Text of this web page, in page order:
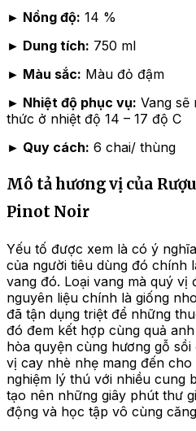
► Nồng độ: 14 %
► Dung tích: 750 ml
► Màu sắc: Màu đỏ đậm
► Nhiệt độ phục vụ: Vang sẽ
thức ở nhiệt độ 14 – 17 độ C
► Quy cách: 6 chai/ thùng
Mô tả hương vị của
Pinot Noir
Yếu tố được xem là có ý
của người tiêu dùng đó chính
vang đó. Loại vang mà quý vị
nguyên liệu chính là giống
đã tận dụng triệt để những
đó đem kết hợp cùng quả
hòa quyện cùng hương gỗ
vị cay nhè nhẹ mang đến
nghiệm lý thú với nhiều cung
tạo nên những giây phút thư
động và học tập vô cùng